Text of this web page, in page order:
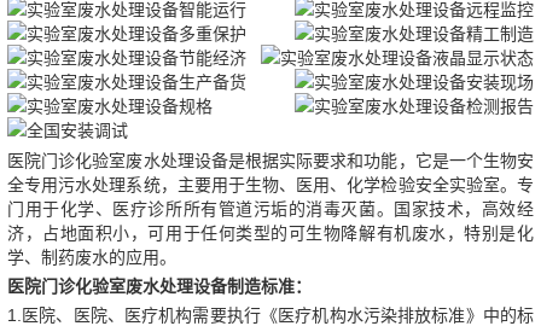
医院门诊化验室废水处理设备是根据实际要求和功能，它是一个生物安
全专用污水处理系统，主要用于生物、医用、化学检验安全实验室。专
门用于化学、医疗诊所所有管道污垢的消毒灭菌。国家技术，高效经
济，占地面积小，可用于任何类型的可生物降解有机废水，特别是化
学、制药废水的应用。
医院门诊化验室废水处理设备制造标准：
1.医院、医院、医疗机构需要执行《医疗机构水污染排放标准》中的标